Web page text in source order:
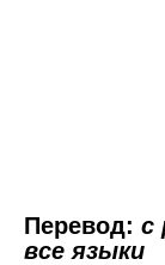
Перевод: с
все языки